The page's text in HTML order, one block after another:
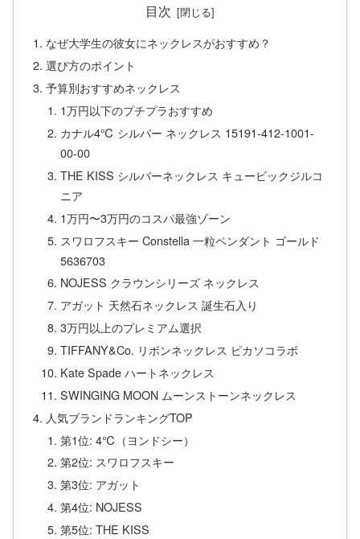
目次
なぜ大学生の彼女にネックレスがおすすめ？
選び方のポイント
予算別おすすめネックレス
1万円以下のプチプラおすすめ
カナル4℃ シルバー ネックレス 15191-412-1001-
00-00
THE KISS シルバーネックレス キュービックジルコ
ニア
1万円〜3万円のコスパ最強ゾーン
スワロフスキー Constella 一粒ペンダント ゴールド
5636703
NOJESS クラウンシリーズ ネックレス
アガット 天然石ネックレス 誕生石入り
3万円以上のプレミアム選択
TIFFANY&Co. リボンネックレス ピカソコラボ
Kate Spade ハートネックレス
SWINGING MOON ムーンストーンネックレス
人気ブランドランキングTOP
第1位: 4℃（ヨンドシー）
第2位: スワロフスキー
第3位: アガット
第4位: NOJESS
第5位: THE KISS